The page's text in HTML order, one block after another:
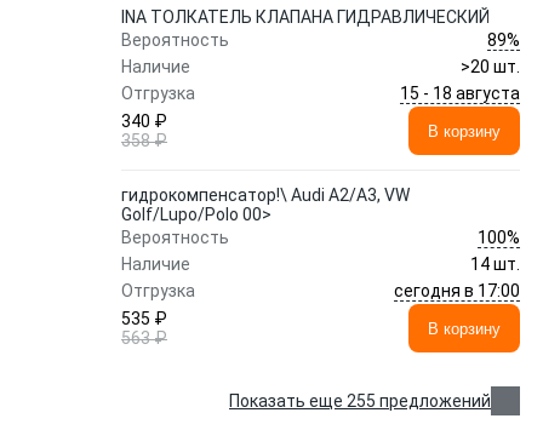
INA ТОЛКАТЕЛЬ КЛАПАНА ГИДРАВЛИЧЕСКИЙ
Вероятность
89%
Наличие
>20 шт.
Отгрузка
15 - 18 августа
340 ₽
358 ₽
В корзину
гидрокомпенсатор!\ Audi A2/A3, VW
Golf/Lupo/Polo 00>
Вероятность
100%
Наличие
14 шт.
Отгрузка
сегодня в 17:00
535 ₽
563 ₽
В корзину
Показать еще 255 предложений